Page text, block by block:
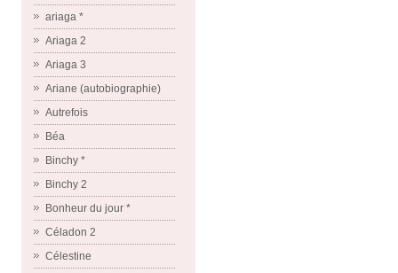
ariaga *
Ariaga 2
Ariaga 3
Ariane (autobiographie)
Autrefois
Béa
Binchy *
Binchy 2
Bonheur du jour *
Céladon 2
Célestine